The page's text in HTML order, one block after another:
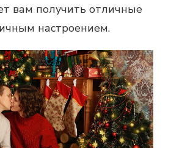
вам получить отличные
настроением.